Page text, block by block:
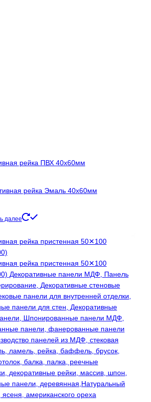
рейка Эмаль 40х60мм
далее
имеет
вариаций.
Опции
можно
выбрать
на
странице
товара.